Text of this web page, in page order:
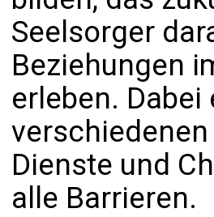
Seelsorger
Beziehungen
erleben.
Dienste und
alle Barrieren.